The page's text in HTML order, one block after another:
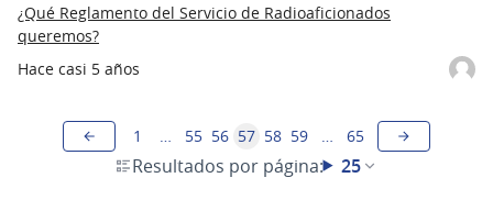
Hace casi 5 años
¿Qué Reglamento del Servicio de Radioaficionados
queremos?
Resultados por página: 25
1 55 56 57 58 59 65